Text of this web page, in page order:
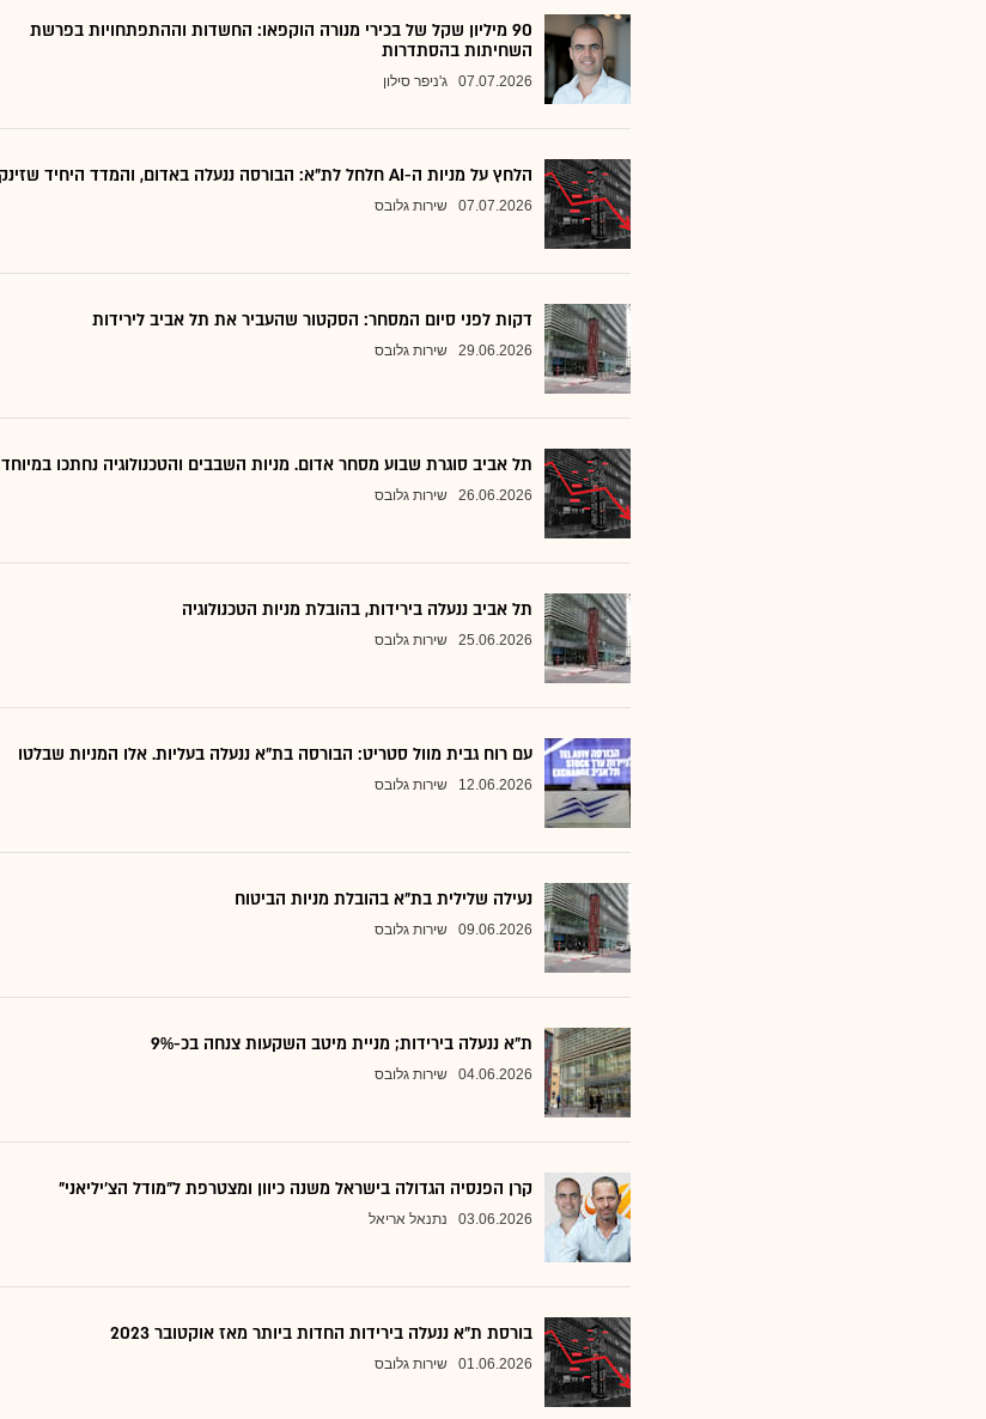
90 מיליון שקל של בכירי מנורה הוקפאו: החשדות וההתפתחויות בפרשת
השחיתות בהסתדרות
07.07.2026 ג'ניפר סילון
הלחץ על מניות ה-AI חלחל לת"א: הבורסה ננעלה באדום, והמדד היחיד שזינק
07.07.2026 שירות גלובס
דקות לפני סיום המסחר: הסקטור שהעביר את תל אביב לירידות
29.06.2026 שירות גלובס
תל אביב סוגרת שבוע מסחר אדום. מניות השבבים והטכנולוגיה נחתכו במיוחד
26.06.2026 שירות גלובס
תל אביב ננעלה בירידות, בהובלת מניות הטכנולוגיה
25.06.2026 שירות גלובס
עם רוח גבית מוול סטריט: הבורסה בת"א ננעלה בעליות. אלו המניות שבלטו
12.06.2026 שירות גלובס
נעילה שלילית בת"א בהובלת מניות הביטוח
09.06.2026 שירות גלובס
ת"א ננעלה בירידות; מניית מיטב השקעות צנחה בכ-9%
04.06.2026 שירות גלובס
קרן הפנסיה הגדולה בישראל משנה כיוון ומצטרפת ל"מודל הצ'יליאני"
03.06.2026 נתנאל אריאל
בורסת ת"א ננעלה בירידות החדות ביותר מאז אוקטובר 2023
01.06.2026 שירות גלובס